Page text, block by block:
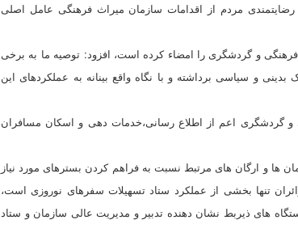
مردم از اقدامات سازمان میراث فرهنگی عامل اصلی
و گردشگری را امضاء کرده است، افزود: توصیه ما به برخی
و سیاسی برداشته و با نگاه واقع بینانه به عملکردهای این
و گردشگری اعم از اطلاع رسانی،‌خدمات دهی و اسکان مسافران
ها و ارگان های مرتبط نسبت به فراهم کردن بسترهای مورد نیاز
تنها بخشی از عملکرد ستاد تسهیلات سفرهای نوروزی است،
های ذیربط نشان دهنده تدبیر و مدیریت عالی سازمان و ستاد